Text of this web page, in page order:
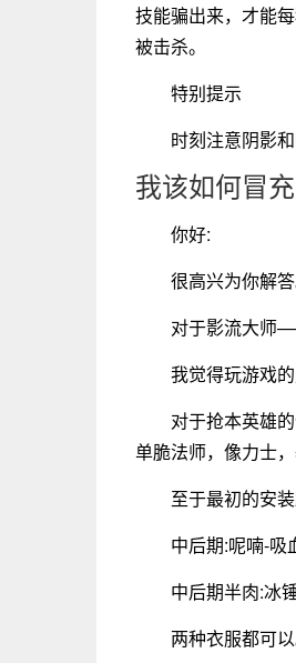
技能骗出来，才能
被击杀。
特别提示
时刻注意阴影
我该如何冒
你好:
很高兴为你解答
对于影流大师
我觉得玩游戏
对于抢本英雄
单脆法师，像力士，
至于最初的安
中后期:呢喃-吸
中后期半肉:冰
两种衣服都可